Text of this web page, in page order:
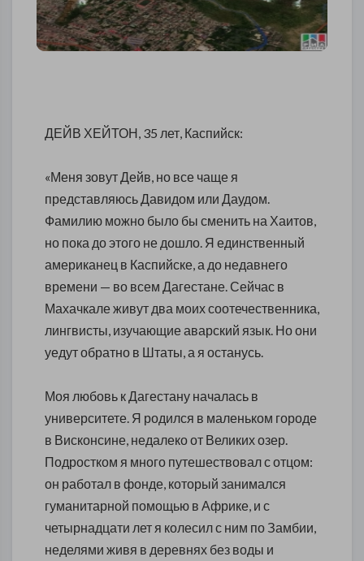
ДЕЙВ ХЕЙТОН, 35 лет, Каспийск:
«Меня зовут Дейв, но все чаще я
представляюсь Давидом или Даудом.
Фамилию можно было бы сменить на Хаитов,
но пока до этого не дошло. Я единственный
американец в Каспийске, а до недавнего
времени — во всем Дагестане. Сейчас в
Махачкале живут два моих соотечественника,
лингвисты, изучающие аварский язык. Но они
уедут обратно в Штаты, а я останусь.
Моя любовь к Дагестану началась в
университете. Я родился в маленьком городе
в Висконсине, недалеко от Великих озер.
Подростком я много путешествовал с отцом:
он работал в фонде, который занимался
гуманитарной помощью в Африке, и с
четырнадцати лет я колесил с ним по Замбии,
неделями живя в деревнях без воды и